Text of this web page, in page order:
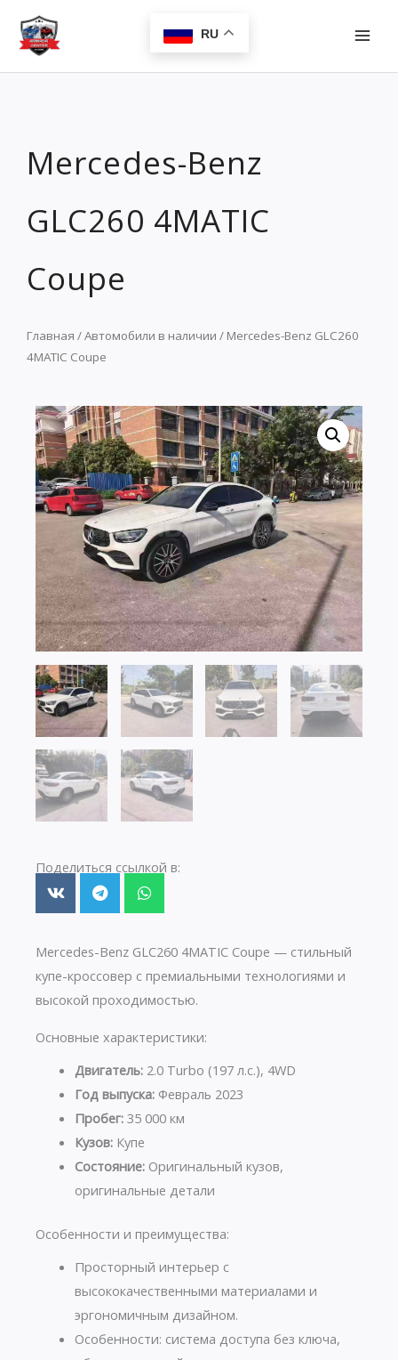
Перейти
содержимому
RU
Mercedes-Benz
GLC260 4MATIC
Coupe
Главная /Автомобили в наличии / Mercedes-Benz GLC260
4MATIC Coupe
Поделиться ссылкой в:
Mercedes-Benz GLC260 4MATIC Coupe — стильный
купе-кроссовер с премиальными технологиями и
высокой проходимостью.
Основные характеристики:
Двигатель:2.0 Turbo (197 л.с.), 4WD
Год выпуска:Февраль 2023
Пробег:35 000 км
Кузов:Купе
Состояние:Оригинальный кузов,
оригинальные детали
Особенности и преимущества:
Просторный интерьер с
высококачественными материалами и
эргономичным дизайном.
Особенности: система доступа без ключа,